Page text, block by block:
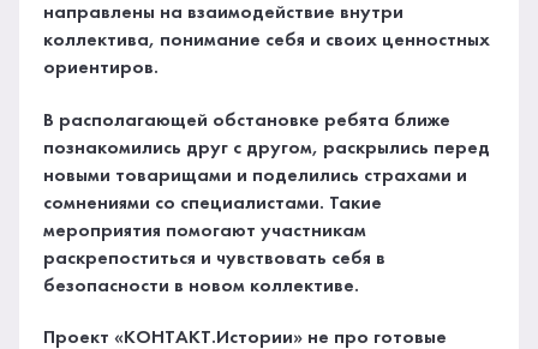
направлены на взаимодействие внутри
коллектива, понимание себя и своих ценностных
ориентиров.
В располагающей обстановке ребята ближе
познакомились друг с другом, раскрылись перед
новыми товарищами и поделились страхами и
сомнениями со специалистами. Такие
мероприятия помогают участникам
раскрепоститься и чувствовать себя в
безопасности в новом коллективе.
Проект «КОНТАКТ.Истории» не про готовые